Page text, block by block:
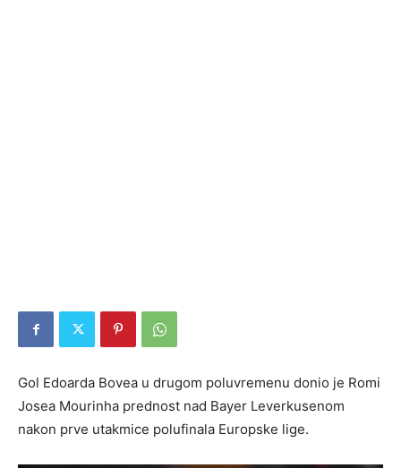
Gol Edoarda Bovea u drugom poluvremenu donio je Romi
Josea Mourinha prednost nad Bayer Leverkusenom
nakon prve utakmice polufinala Europske lige.